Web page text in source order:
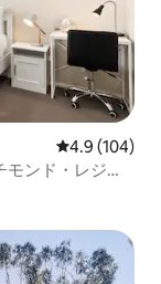
レビュー104
4.9 (104)
ンド・レジデ